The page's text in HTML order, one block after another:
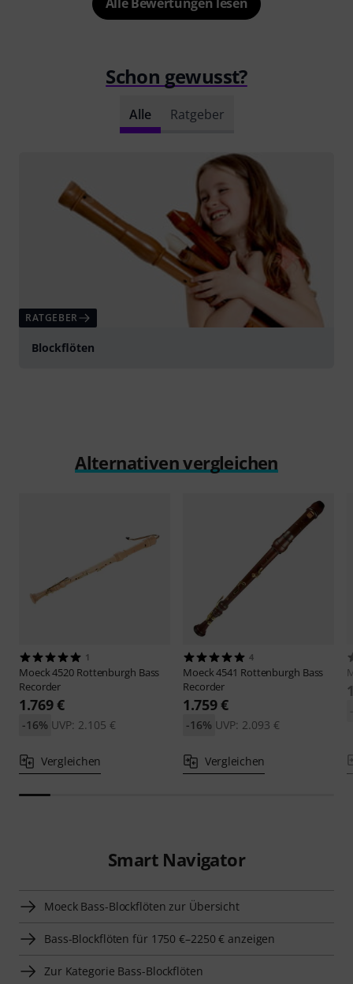
Schon gewusst?
Alle Ratgeber
RATGEBER
Blockflöten
Alternativen vergleichen
1
Moeck4520 Rottenburgh Bass
Recorder
1.769 €
UVP: 2.105 €
-16%
Vergleichen
4
Moeck4541 Rottenburgh Bass
Recorder
1.759 €
UVP: 2.093 €
-16%
Vergleichen
Smart Navigator
Moeck Bass-Blockflöten zur Übersicht
Bass-Blockflöten für 1750 €–2250 € anzeigen
Zur Kategorie Bass-Blockflöten